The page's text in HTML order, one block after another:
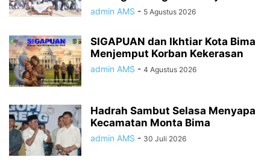
admin AMS - 5 Agustus 2026
SIGAPUAN dan Ikhtiar Kota Bima
Menjemput Korban Kekerasan
admin AMS - 4 Agustus 2026
Hadrah Sambut Selasa Menyapa
Kecamatan Monta Bima
admin AMS - 30 Juli 2026